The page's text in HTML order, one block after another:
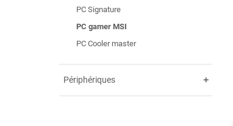
PC Signature
PC gamer MSI
PC Cooler master
Périphériques add